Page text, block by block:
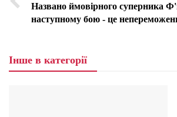
Названо ймовірного суперника
наступному бою - це
Інше в категорії